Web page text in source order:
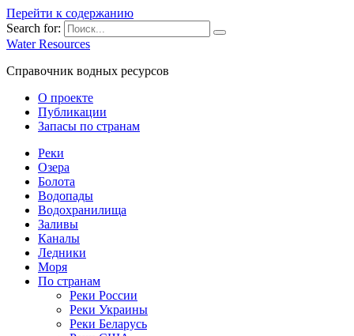
Перейти к содержанию
Search for:
Water Resources
Справочник водных ресурсов
О проекте
Публикации
Запасы по странам
Реки
Озера
Болота
Водопады
Водохранилища
Заливы
Каналы
Ледники
Моря
По странам
Реки России
Реки Украины
Реки Беларусь